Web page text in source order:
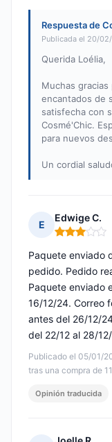
Respuesta de
Publicada el 20/
Querida Loélia,
Muchas
encantados de
satisfecha con
Cosmé'Chic.
para nuevos
Un cordial
E
Edwige C.
Nota: 3 de 5
Publicado el 05/01/
tras una compra de
Paquete enviado
pedido. Pedido
Paquete enviado
16/12/24. Correo
antes del 26/12/
del 22/12 al 28/
Opinión traducida